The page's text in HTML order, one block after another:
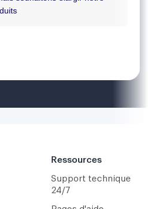
Ressources
Support technique
24/7